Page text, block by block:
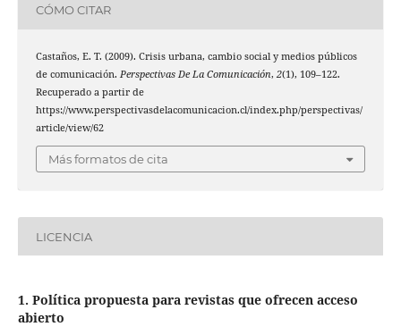
CÓMO CITAR
Castaños, E. T. (2009). Crisis urbana, cambio social y medios públicos
de comunicación. Perspectivas De La Comunicación, 2(1), 109–122.
Recuperado a partir de
https://www.perspectivasdelacomunicacion.cl/index.php/perspectivas/
article/view/62
Más formatos de cita
LICENCIA
1. Política propuesta para revistas que ofrecen acceso
abierto